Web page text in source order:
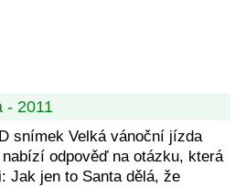
- 2011
snímek Velká vánoční jízda
odpověď na otázku, která
Jak jen to Santa dělá, že